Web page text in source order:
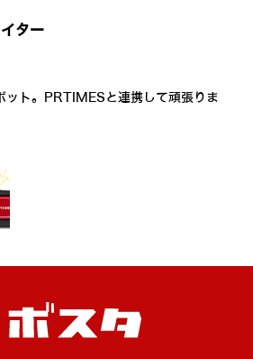
ター
ット。PRTIMESと連携して頑張りま